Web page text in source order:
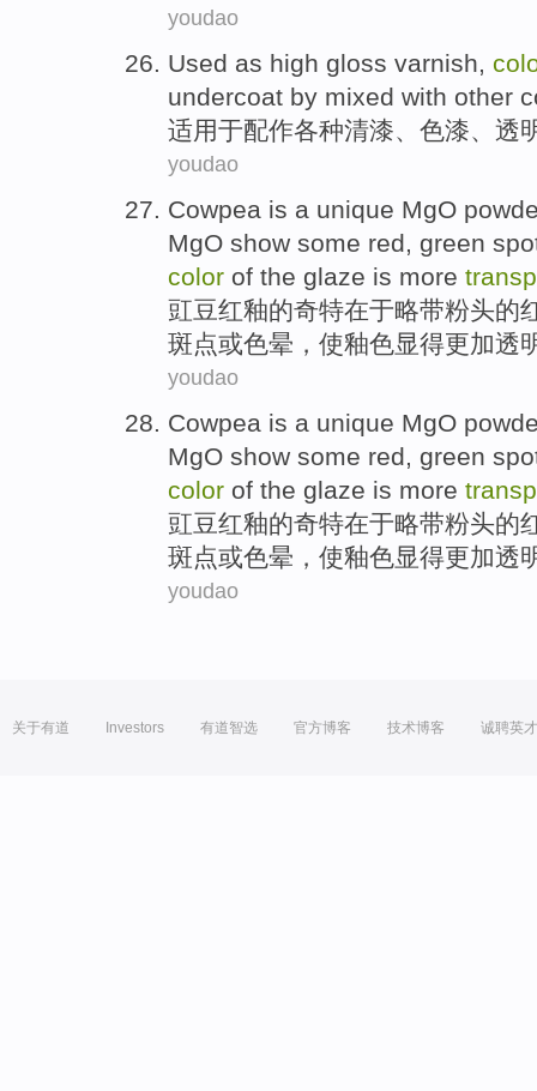
youdao
Used as high gloss varnish,
undercoat by mixed with other
适用于配作各种清漆、 色漆、 透
youdao
Cowpea is a unique MgO
MgO show some red, green
color of the glaze is more
豇豆红釉的奇特在于略带粉头的
斑点或色晕 ， 使釉色显得更加透
youdao
Cowpea is a unique MgO
MgO show some red green
color of the glaze is more
豇豆红釉的奇特在于略带粉头的
斑点或色晕 ， 使釉色显得更加透
youdao
关于有道 Investors 有道智选 官方博客 技术博客 诚聘英才